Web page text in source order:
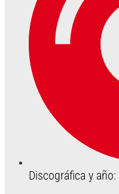
Discográfica y